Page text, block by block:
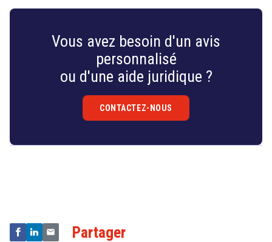
Vous avez besoin d'un avis
personnalisé
ou d'une aide juridique ?
CONTACTEZ-NOUS
Partager